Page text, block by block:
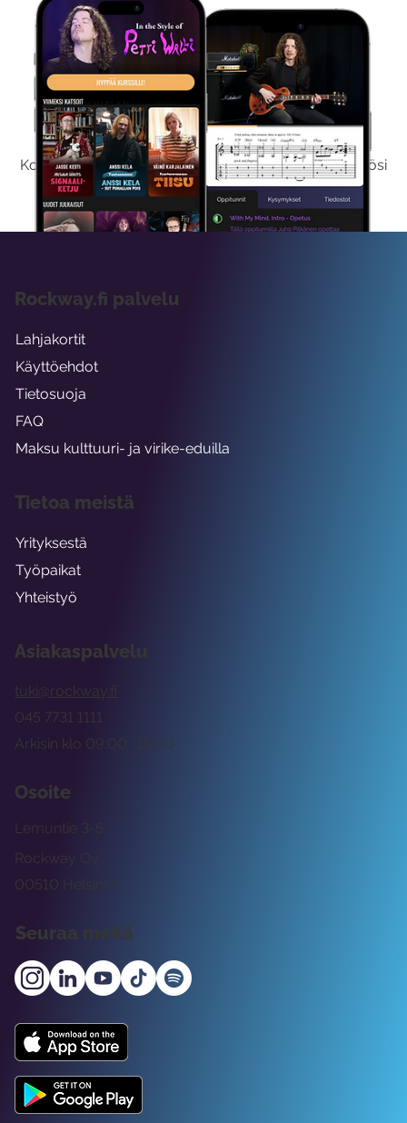
Kokeile Ilmaiseksi
Kokeilemalla ilmaiseksi saat koko sisältömme käyttöösi
viikon ajaksi.
Asiakaspalvelu
tuki@rockway.fi
Arkisin klo 09:00 -15:00
045 7731 1111
Osoite
Rockway Oy
Lemuntie 3-5
00510 Helsinki
Seuraa meitä
Rockway.fi palvelu
Lahjakortit
Käyttöehdot
Tietosuoja
FAQ
Maksu kulttuuri- ja virike-eduilla
Tietoa meistä
Yrityksestä
Työpaikat
Yhteistyö